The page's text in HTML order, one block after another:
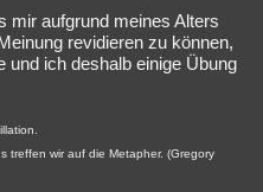
Allmystery English
mir aufgrund meines Alters
revidieren zu können,
und ich deshalb einige Übung
treffen wir auf die Metapher. (Gregory